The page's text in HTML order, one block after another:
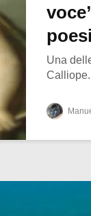
Una